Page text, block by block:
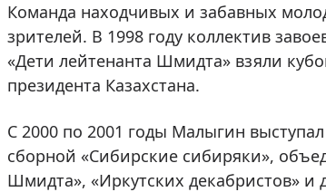
Команда находчивых и забавных
зрителей. В 1998 году коллектив
«Дети лейтенанта Шмидта» взяли
президента Казахстана.
С 2000 по 2001 годы Малыгин
сборной «Сибирские сибиряки»,
Шмидта», «Иркутских декабристов» и